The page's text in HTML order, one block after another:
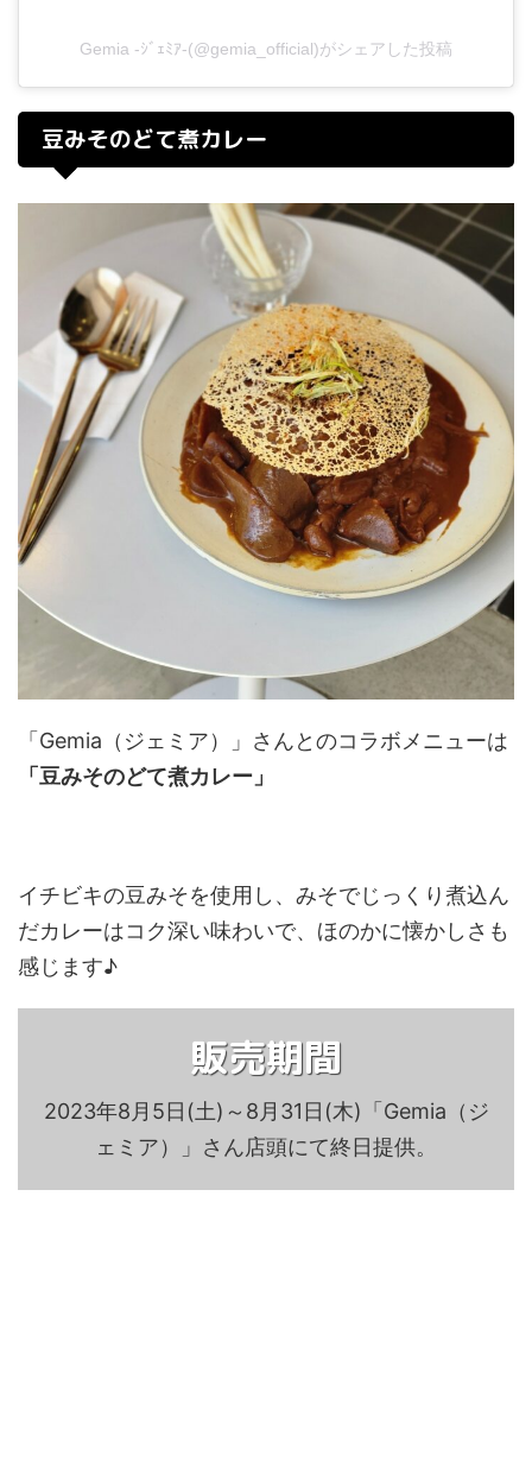
Gemia -ｼﾞｪﾐｱ-(@gemia_official)がシェアした投稿
豆みそのどて煮カレー
「Gemia（ジェミア）」さんとのコラボメニューは
「豆みそのどて煮カレー」
イチビキの豆みそを使用し、みそでじっくり煮込ん
だカレーはコク深い味わいで、ほのかに懐かしさも
感じます♪
販売期間
2023年8月5日(土)～8月31日(木)「Gemia（ジ
ェミア）」さん店頭にて終日提供。